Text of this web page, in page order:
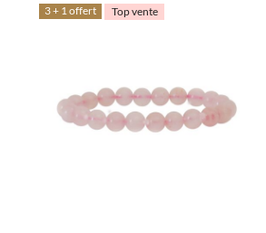
3 + 1 offert Top vente